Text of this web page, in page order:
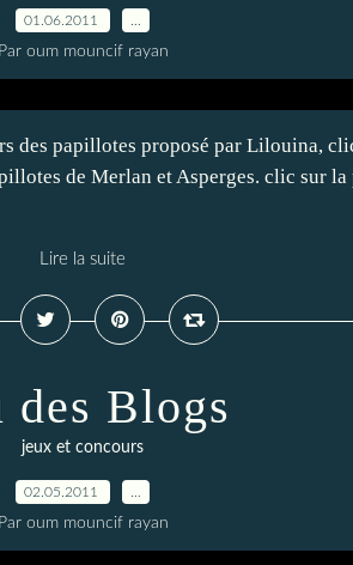
01.06.2011
Par oum mouncif rayan
des papillotes proposé par Lilouina,
de Merlan et Asperges. clic sur la
Lire la suite
des Blogs
jeux et concours
02.05.2011
Par oum mouncif rayan